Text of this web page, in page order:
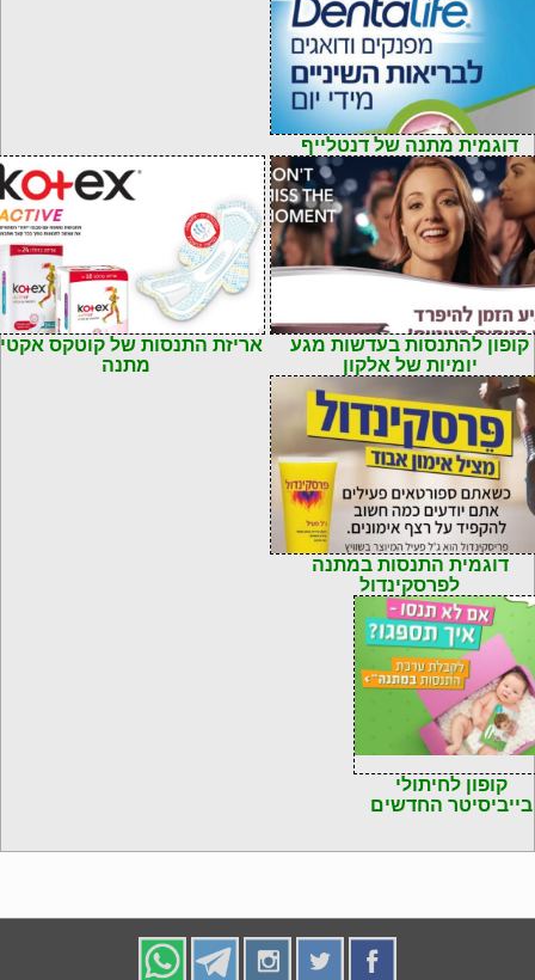
דוגמית מתנה של דנטלייף
קופון להתנסות בעדשות מגע
יומיות של אלקון
אריזת התנסות של קוטקס
מתנה
דוגמית התנסות במתנה
לפרסקינדול
קופון לחיתולי
בייביסיטר החדשים